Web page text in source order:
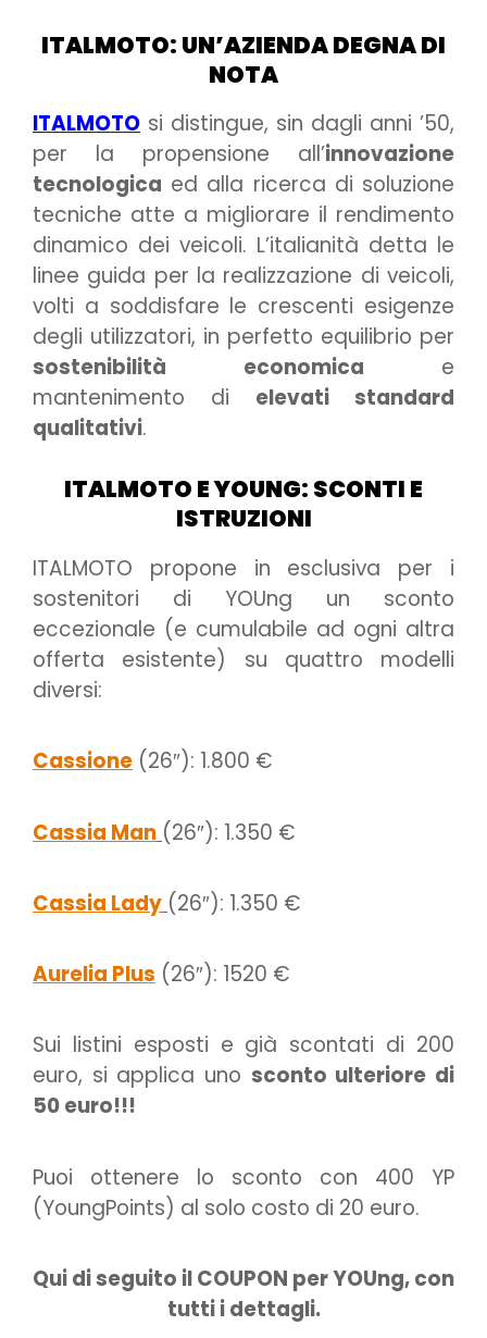
ITALMOTO: UN’AZIENDA DEGNA DI
NOTA
ITALMOTO si distingue, sin dagli anni ’50,
per la propensione all’innovazione
tecnologica ed alla ricerca di soluzione
tecniche atte a migliorare il rendimento
dinamico dei veicoli. L’italianità detta le
linee guida per la realizzazione di veicoli,
volti a soddisfare le crescenti esigenze
degli utilizzatori, in perfetto equilibrio per
sostenibilità economica e
mantenimento di elevati standard
qualitativi.
ITALMOTO E YOUNG: SCONTI E
ISTRUZIONI
ITALMOTO propone in esclusiva per i
sostenitori di YOUng un sconto
eccezionale (e cumulabile ad ogni altra
offerta esistente) su quattro modelli
diversi:
Cassione (26″): 1.800 €
Cassia Man (26″): 1.350 €
Cassia Lady (26″): 1.350 €
Aurelia Plus (26″): 1520 €
Sui listini esposti e già scontati di 200
euro, si applica uno sconto ulteriore di
50 euro!!!
Puoi ottenere lo sconto con 400 YP
(YoungPoints) al solo costo di 20 euro.
Qui di seguito il COUPON per YOUng, con
tutti i dettagli.